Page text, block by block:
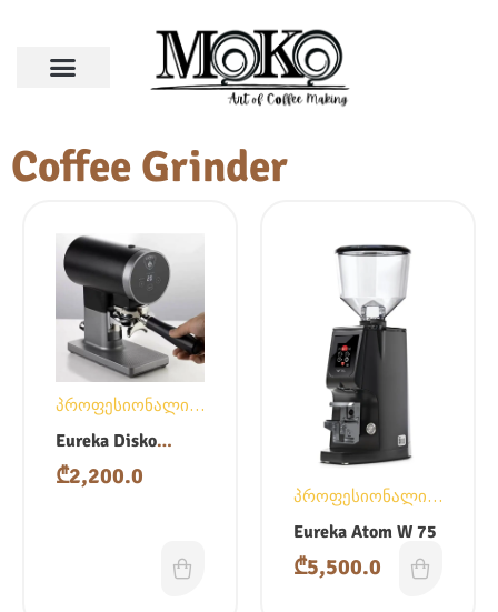
Coffee Grinder
პროფესიონალი
საფქვავები
Eureka Disko
Automatic Tamper
₾2,200.0
პროფესიონალი
საფქვავები
Eureka Atom W 75
₾5,500.0